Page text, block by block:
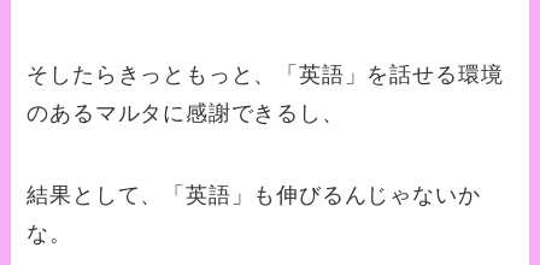
そしたらきっともっと、「英語」を話せる環境
のあるマルタに感謝できるし、
結果として、「英語」も伸びるんじゃないか
な。